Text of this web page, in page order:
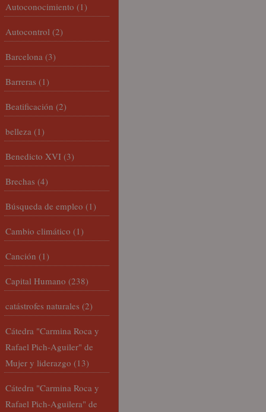
Autoconocimiento (1)
Autocontrol (2)
Barcelona (3)
Barreras (1)
Beatificación (2)
belleza (1)
Benedicto XVI (3)
Brechas (4)
Búsqueda de empleo (1)
Cambio climático (1)
Canción (1)
Capital Humano (238)
catástrofes naturales (2)
Cátedra "Carmina Roca y
Rafael Pich-Aguiler" de
Mujer y liderazgo (13)
Cátedra "Carmina Roca y
Rafael Pich-Aguilera" de